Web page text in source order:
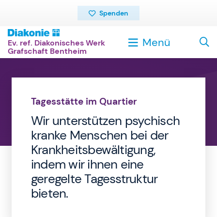
Spenden
Ev. ref. Diakonisches Werk
Grafschaft Bentheim
Menü
Tagesstätte im Quartier
Wir unterstützen psychisch
kranke Menschen bei der
Krankheitsbewältigung,
indem wir ihnen eine
geregelte Tagesstruktur
bieten.